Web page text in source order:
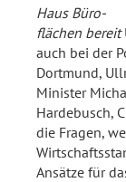
Haus Büro-
flächen bereit
auch bei der
Dortmund,
Minister
Hardebusch,
die Fragen,
Ansätze für